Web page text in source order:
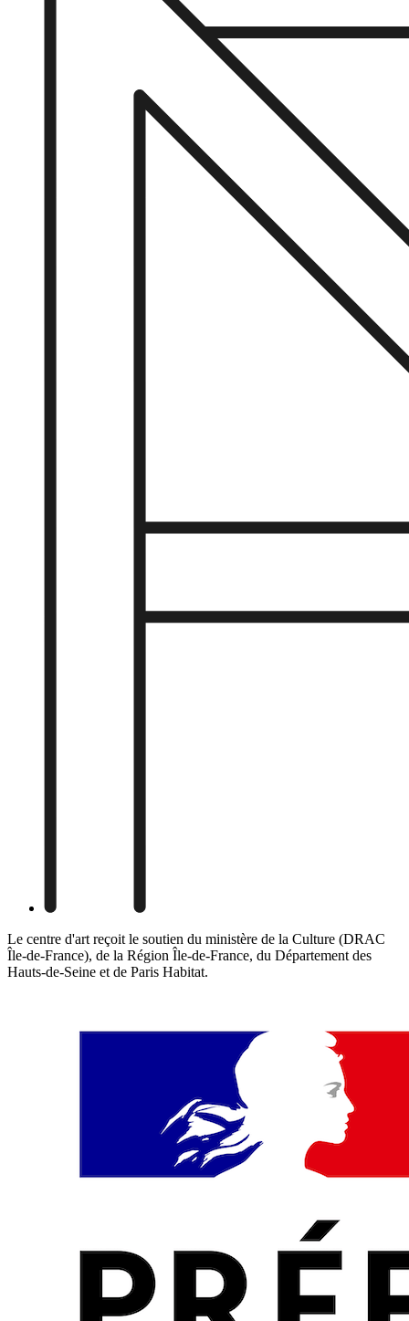
Le centre d'art reçoit le soutien du ministère de la Culture (DRAC
Île-de-France), de la Région Île-de-France, du Département des
Hauts-de-Seine et de Paris Habitat.